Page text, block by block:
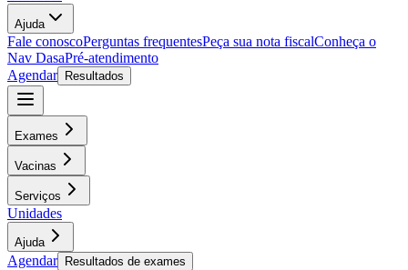
Ajuda
Fale conoscoPerguntas frequentesPeça sua nota fiscalConheça o
Nav DasaPré-atendimento
Agendar
Resultados
Exames
Vacinas
Serviços
Unidades
Ajuda
Agendar Resultados de exames